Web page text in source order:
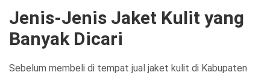
Jenis-Jenis Jaket Kulit yang
Banyak Dicari
Sebelum membeli di tempat jual jaket kulit di Kabupaten